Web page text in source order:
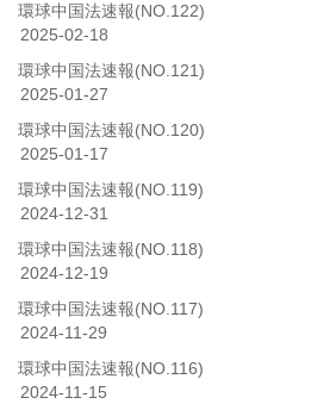
環球中国法速報(NO.122)
2025-02-18
環球中国法速報(NO.121)
2025-01-27
環球中国法速報(NO.120)
2025-01-17
環球中国法速報(NO.119)
2024-12-31
環球中国法速報(NO.118)
2024-12-19
環球中国法速報(NO.117)
2024-11-29
環球中国法速報(NO.116)
2024-11-15